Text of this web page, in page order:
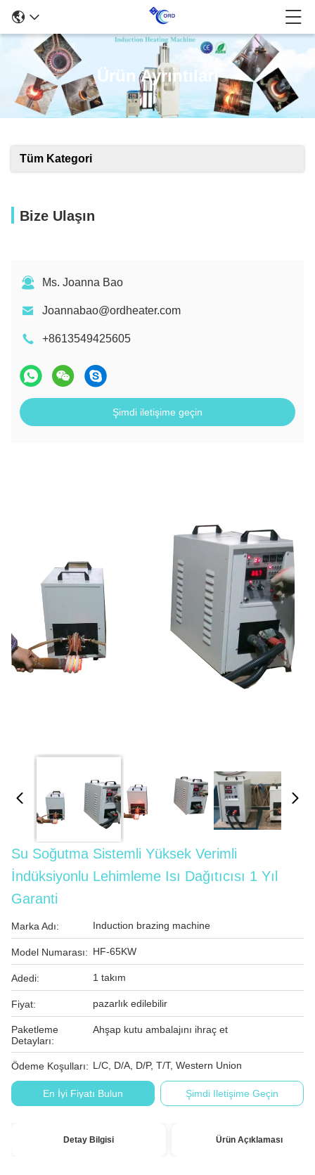
Ürün Ayrıntıları
Tüm Kategori
Bize Ulaşın
Ms. Joanna Bao
Joannabao@ordheater.com
+8613549425605
Şimdi iletişime geçin
Su Soğutma Sistemli Yüksek Verimli
İndüksiyonlu Lehimleme Isı Dağıtıcısı 1 Yıl
Garanti
Marka Adı: Induction brazing machine
Model Numarası: HF-65KW
Adedi: 1 takım
Fiyat: pazarlık edilebilir
Paketleme
Detayları:
Ahşap kutu ambalajını ihraç et
Ödeme Koşulları: L/C, D/A, D/P, T/T, Western Union
En İyi Fiyatı Bulun Şimdi Iletişime Geçin
Detay Bilgisi Ürün Açıklaması